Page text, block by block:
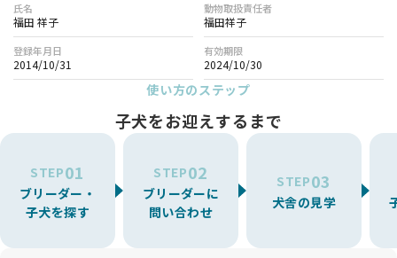
氏名
福田 祥子
動物取扱責任者
福田祥子
登録年月日
2014/10/31
有効期限
2024/10/30
使い方のステップ
子犬をお迎えするまで
STEP01
ブリーダー・
子犬を探す
STEP02
ブリーダーに
問い合わせ
STEP03
犬舎の見学